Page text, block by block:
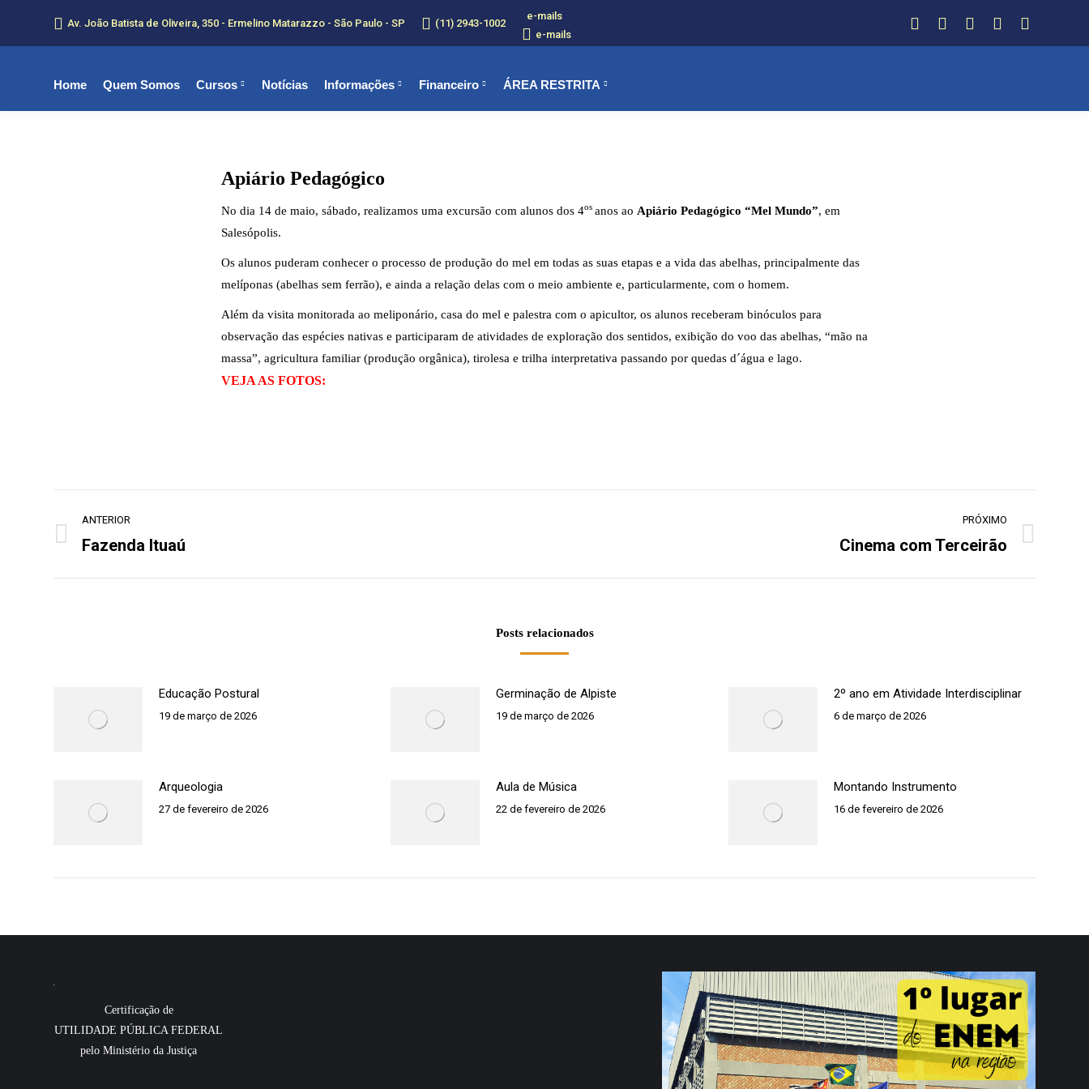
Av. João Batista de Oliveira, 350 - Ermelino Matarazzo - São Paulo - SP (11) 2943-1002
e-mails
e-mails
FacebookInstagram
TwitterYouTubeWhatsapp
Home Quem Somos Cursos Notícias Informações Financeiro ÁREA RESTRITA
Apiário Pedagógico
No dia 14 de maio, sábado, realizamos uma excursão com alunos dos 4os anos ao Apiário Pedagógico “Mel Mundo”, em
Salesópolis.
Os alunos puderam conhecer o processo de produção do mel em todas as suas etapas e a vida das abelhas, principalmente das
melíponas (abelhas sem ferrão), e ainda a relação delas com o meio ambiente e, particularmente, com o homem.
Além da visita monitorada ao meliponário, casa do mel e palestra com o apicultor, os alunos receberam binóculos para
observação das espécies nativas e participaram de atividades de exploração dos sentidos, exibição do voo das abelhas, “mão na
massa”, agricultura familiar (produção orgânica), tirolesa e trilha interpretativa passando por quedas d´água e lago.
VEJA AS FOTOS:
ANTERIOR
Post
Fazenda Ituaú
PRÓXIMO
Cinema com Terceirão
Posts relacionados
Educação Postural
19 de março de 2026
Germinação de Alpiste
19 de março de 2026
2º ano em Atividade Interdisciplinar
6 de março de 2026
Arqueologia
27 de fevereiro de 2026
Aula de Música
22 de fevereiro de 2026
Montando Instrumento
16 de fevereiro de 2026
Certificação de
UTILIDADE PÚBLICA FEDERAL
pelo Ministério da Justiça